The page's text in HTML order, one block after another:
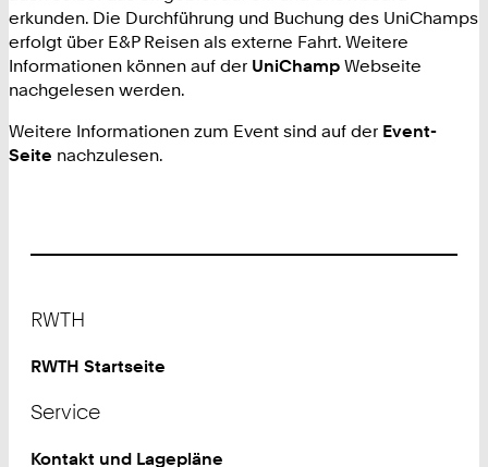
erkunden. Die Durchführung und Buchung des UniChamps
erfolgt über E&P Reisen als externe Fahrt. Weitere
Informationen können auf der UniChamp Webseite
nachgelesen werden.
Weitere Informationen zum Event sind auf der Event-
Seite nachzulesen.
RWTH
RWTH Startseite
Service
Kontakt und Lagepläne